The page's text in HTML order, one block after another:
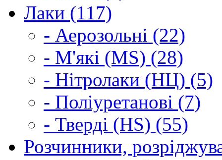
Лаки (117)
- Аерозольні (22)
- М'які (MS) (28)
- Нітролаки (НЦ) (5)
- Поліуретанові (7)
- Тверді (HS) (55)
Розчинники,